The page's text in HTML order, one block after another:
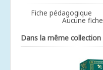
Fiche pédagogique
Aucune fiche
Dans la même collection